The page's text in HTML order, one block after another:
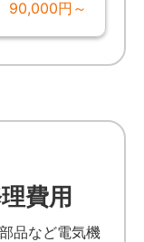
90,000円～
費用
品など電気機